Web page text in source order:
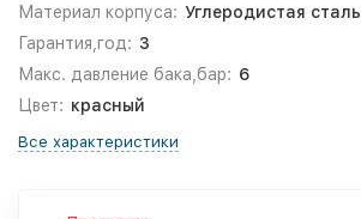
Материал корпуса: Углеродистая сталь
Гарантия,год: 3
Макс. давление бака,бар: 6
Цвет: красный
Все характеристики